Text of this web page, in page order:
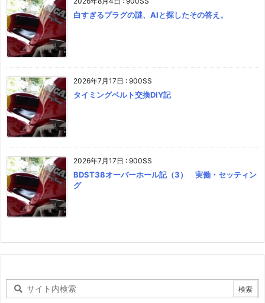
白すぎるプラグの謎、AIと探したその答え。
2026年7月17日 : 900SS
タイミングベルト交換DIY記
2026年7月17日 : 900SS
BDST38オーバーホール記（3） 実働・セッティン
グ